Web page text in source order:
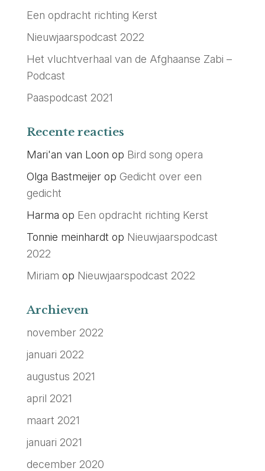
Een opdracht richting Kerst
Nieuwjaarspodcast 2022
Het vluchtverhaal van de Afghaanse Zabi –
Podcast
Paaspodcast 2021
Recente reacties
Mari'an van Loon op Bird song opera
Olga Bastmeijerop Gedicht over een
gedicht
Harma op Een opdracht richting Kerst
Tonnie meinhardt op Nieuwjaarspodcast
2022
Miriam op Nieuwjaarspodcast 2022
Archieven
november 2022
januari 2022
augustus 2021
april 2021
maart 2021
januari 2021
december 2020